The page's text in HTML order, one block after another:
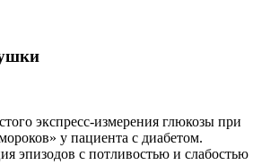
экспресс-измерения глюкозы при
у пациента с диабетом.
эпизодов с потливостью и слабостью